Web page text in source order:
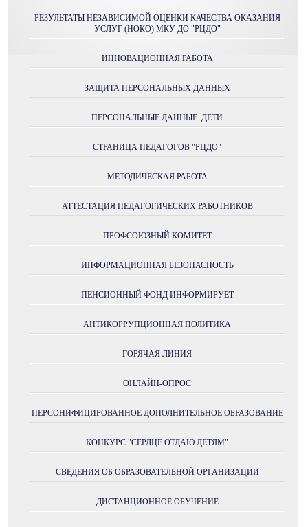
РЕЗУЛЬТАТЫ НЕЗАВИСИМОЙ ОЦЕНКИ КАЧЕСТВА ОКАЗАНИЯ
УСЛУГ (НОКО) МКУ ДО "РЦДО"
ИННОВАЦИОННАЯ РАБОТА
ЗАЩИТА ПЕРСОНАЛЬНЫХ ДАННЫХ
ПЕРСОНАЛЬНЫЕ ДАННЫЕ. ДЕТИ
СТРАНИЦА ПЕДАГОГОВ "РЦДО"
МЕТОДИЧЕСКАЯ РАБОТА
АТТЕСТАЦИЯ ПЕДАГОГИЧЕСКИХ РАБОТНИКОВ
ПРОФСОЮЗНЫЙ КОМИТЕТ
ИНФОРМАЦИОННАЯ БЕЗОПАСНОСТЬ
ПЕНСИОННЫЙ ФОНД ИНФОРМИРУЕТ
АНТИКОРРУПЦИОННАЯ ПОЛИТИКА
ГОРЯЧАЯ ЛИНИЯ
ОНЛАЙН-ОПРОС
ПЕРСОНИФИЦИРОВАННОЕ ДОПОЛНИТЕЛЬНОЕ ОБРАЗОВАНИЕ
КОНКУРС "СЕРДЦЕ ОТДАЮ ДЕТЯМ"
СВЕДЕНИЯ ОБ ОБРАЗОВАТЕЛЬНОЙ ОРГАНИЗАЦИИ
ДИСТАНЦИОННОЕ ОБУЧЕНИЕ